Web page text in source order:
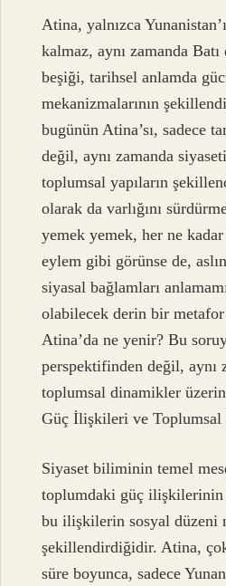
Atina, yalnızca
kalmaz, aynı zamanda
beşiği, tarihsel anlamda
mekanizmalarının
bugünün Atina’sı, sadece
değil, aynı zamanda
toplumsal yapıların
olarak da varlığını
yemek yemek, her ne
eylem gibi görünse de,
siyasal bağlamları
olabilecek derin bir
Atina’da ne yenir? Bu
perspektifinden değil, aynı
toplumsal dinamikler
Güç İlişkileri ve Toplumsal
Siyaset biliminin temel
toplumdaki güç ilişkilerinin
bu ilişkilerin sosyal düzeni
şekillendirdiğidir. Atina,
süre boyunca, sadece